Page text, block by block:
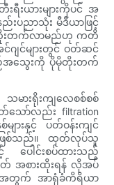
ရီးယားများကိုပင် အ
ည်းပညာသုံး မီဒီယာဖြင့်
တိုးတက်လာမည်ဟု ကတိ
ဂျင်များတွင် ဝတ်ဆင်
အသွေးကို ပိုမိုတိုးတက်
မားရိုးကျလေစစ်စစ်
သော်လည်း filtration
ားနှင့် ပတ်ဝန်းကျင်
ည်ဖြစ်သည်။ ထုတ်လုပ်သူ
ပေါင်းစပ်ထားသည့်
တ် အစားထိုးရန် လိုအပ်
န်အတွက် အာရုံခံကိရိယာ